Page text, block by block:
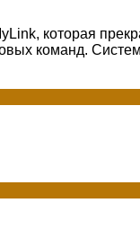
которая
команд.